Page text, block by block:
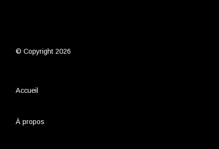
© Copyright 2026
Accueil
À propos